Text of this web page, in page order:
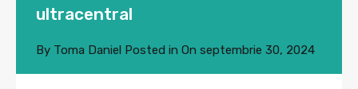
ultracentral
By Toma Daniel Posted in On septembrie 30, 2024